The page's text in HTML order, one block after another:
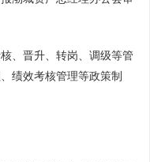
、晋升、转岗、调级等管
绩效考核管理等政策制